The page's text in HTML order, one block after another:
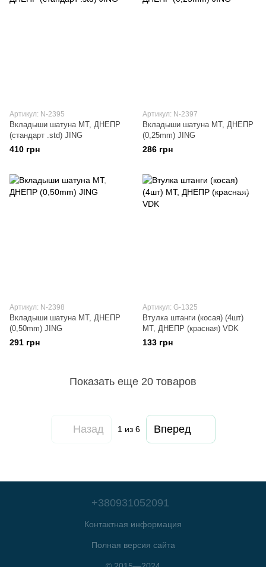
Артикул: N-2395
Вкладыши шатуна МТ, ДНЕПР
(стандарт .std) JING
410 грн
Артикул: N-2397
Вкладыши шатуна МТ, ДНЕПР
(0,25mm) JING
286 грн
Артикул: N-2398
Вкладыши шатуна МТ, ДНЕПР
(0,50mm) JING
291 грн
Артикул: G-1325
Втулка штанги (косая) (4шт)
МТ, ДНЕПР (красная) VDK
133 грн
Показать еще 20 товаров
Назад 1 из 6 Вперед
+380931052091
Контактная информация
Полная версия сайта